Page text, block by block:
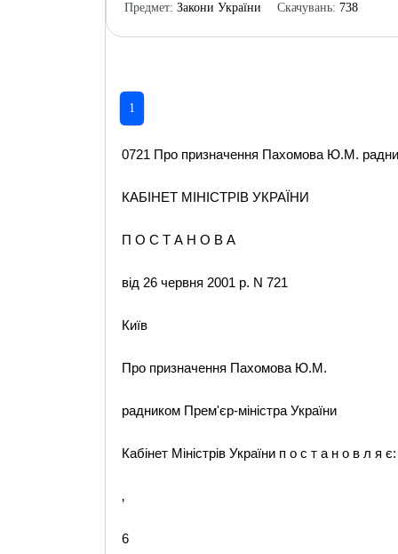
Предмет: Закони України
Скачувань: 738
1
0721 Про призначення Пахомова Ю.М.
КАБІНЕТ МІНІСТРІВ УКРАЇНИ
П О С Т А Н О В А
від 26 червня 2001 р. N 721
Київ
Про призначення Пахомова Ю.М.
радником Прем'єр-міністра України
Кабінет Міністрів України п о с т а н о в л я є:
‚
6